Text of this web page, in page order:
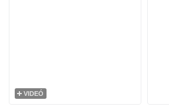
VIDEÓ